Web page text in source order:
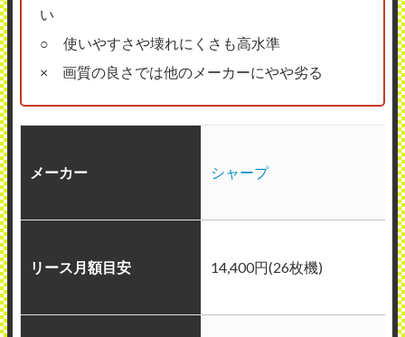
い
○ 使いやすさや壊れにくさも高水準
× 画質の良さでは他のメーカーにやや劣る
メーカー シャープ
リース月額目安 14,400円(26枚機)